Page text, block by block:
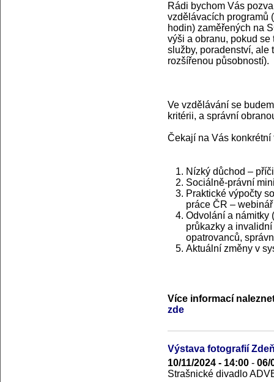
Rádi bychom Vás
vzdělávacích programů
hodin) zaměřených na
výši a obranu, pokud
služby, poradenství, ale
rozšířenou působností).
Ve vzdělávání se
kritérii, a správní
Čekají na Vás konkrétní
Nízký důchod –
Sociálně-právní
Praktické výpočty
práce ČR – webinář
Odvolání a námitky
průkazky a
opatrovanců,
Aktuální změny v
Více informací
zde
Výstava fotografií
10/11/2024 - 14:00 - 06/
Strašnické divadlo